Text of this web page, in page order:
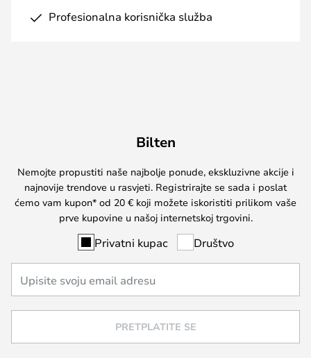
Profesionalna korisnička služba
Bilten
Nemojte propustiti naše najbolje ponude, ekskluzivne akcije i
najnovije trendove u rasvjeti. Registrirajte se sada i poslat
ćemo vam kupon* od 20 € koji možete iskoristiti prilikom vaše
prve kupovine u našoj internetskoj trgovini.
Privatni kupac Društvo
PRETPLATITE SE